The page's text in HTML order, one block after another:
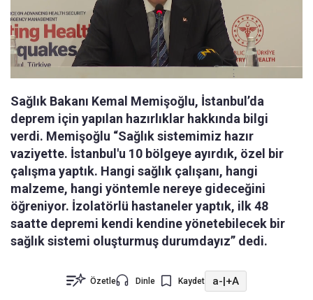
Sağlık Bakanı Kemal Memişoğlu, İstanbul’da
deprem için yapılan hazırlıklar hakkında bilgi
verdi. Memişoğlu “Sağlık sistemimiz hazır
vaziyette. İstanbul'u 10 bölgeye ayırdık, özel bir
çalışma yaptık. Hangi sağlık çalışanı, hangi
malzeme, hangi yöntemle nereye gideceğini
öğreniyor. İzolatörlü hastaneler yaptık, ilk 48
saatte depremi kendi kendine yönetebilecek bir
sağlık sistemi oluşturmuş durumdayız” dedi.
Özetle Dinle Kaydet a-|+A